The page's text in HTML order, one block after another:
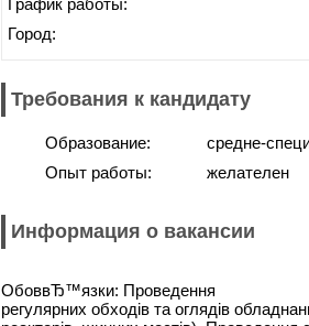
Город:
Требования к кандидату
Образование:
Опыт работы:
средне-
желателен
Информация о вакансии
ОбоввЂ™язки: Проведення
регулярних обходів та оглядів